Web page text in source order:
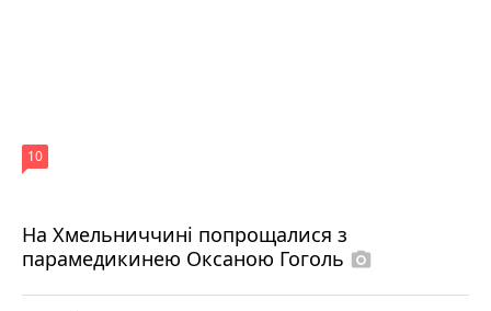
На Хмельниччині попрощалися з
парамедикинею Оксаною Гоголь photo_camera
10